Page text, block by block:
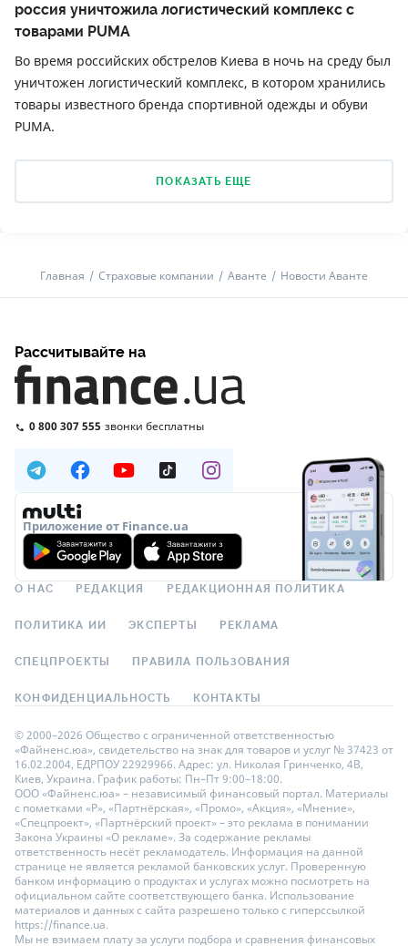
россия уничтожила логистический комплекс с
товарами PUMA
Во время российских обстрелов Киева в ночь на среду был
уничтожен логистический комплекс, в котором хранились
товары известного бренда спортивной одежды и обуви
PUMA.
ПОКАЗАТЬ ЕЩЕ
Главная Страховые компании Аванте Новости Аванте
Рассчитывайте на
0 800 307 555 звонки бесплатны
Приложение от Finance.ua
О НАС РЕДАКЦИЯ РЕДАКЦИОННАЯ ПОЛИТИКА
ПОЛИТИКА ИИ ЭКСПЕРТЫ РЕКЛАМА
СПЕЦПРОЕКТЫ ПРАВИЛА ПОЛЬЗОВАНИЯ
КОНФИДЕНЦИАЛЬНОСТЬ КОНТАКТЫ
© 2000–2026 Общество с ограниченной ответственностью
«Файненс.юа», свидетельство на знак для товаров и услуг № 37423 от
16.02.2004, ЕДРПОУ 22929966. Адрес: ул. Николая Гринченко, 4В,
Киев, Украина. График работы: Пн–Пт 9:00–18:00.
ООО «Файненс.юа» – независимый финансовый портал. Материалы
с пометками «Р», «Партнёрская», «Промо», «Акция», «Мнение»,
«Спецпроект», «Партнёрский проект» – это реклама в понимании
Закона Украины «О рекламе». За содержание рекламы
ответственность несёт рекламодатель. Информация на данной
странице не является рекламой банковских услуг. Проверенную
банком информацию о продуктах и услугах можно посмотреть на
официальном сайте соответствующего банка. Использование
материалов и данных с сайта разрешено только с гиперссылкой
https://finance.ua.
Мы не взимаем плату за услуги подбора и сравнения финансовых